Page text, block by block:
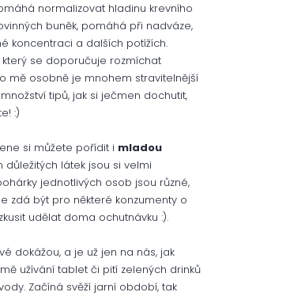
normalizovat hladinu krevního
buněk, pomáhá při nadváze,
koncentraci a dalších potížích.
se doporučuje rozmíchat
mě osobně je mnohem stravitelnější
tipů, jak si ječmen dochutit,
:)
si můžete pořídit i mladou
důležitých látek jsou si velmi
jednotlivých osob jsou různé,
zdá být pro některé konzumenty o
udělat doma ochutnávku :).
dokážou, a je už jen na nás, jak
užívání tablet či pití zelených drinků
Začíná svěží jarní období, tak